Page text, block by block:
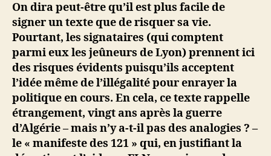
On dira peut-être qu’il est plus facile de
signer un texte que de risquer sa vie.
Pourtant, les signataires (qui comptent
parmi eux les jeûneurs de Lyon) prennent ici
des risques évidents puisqu’ils acceptent
l’idée même de l’illégalité pour enrayer la
politique en cours. En cela, ce texte rappelle
étrangement, vingt ans après la guerre
d’Algérie – mais n’y a-t-il pas des analogies ? –
le « manifeste des 121 » qui, en justifiant la